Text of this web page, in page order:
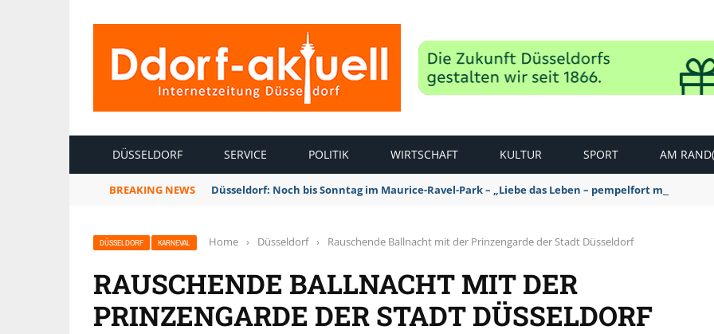
DÜSSELDORF SERVICE POLITIK WIRTSCHAFT KULTUR SPORT AM
BREAKING NEWS Düsseldorf: Noch bis Sonntag im Maurice-Ravel-Park – „Liebe das Leben – pempelfort music
DÜSSELDORF KARNEVAL Home › Düsseldorf › Rauschende Ballnacht mit der Prinzengarde der Stadt Düsseldorf
RAUSCHENDE BALLNACHT MIT DER
PRINZENGARDE DER STADT DÜSSELDORF